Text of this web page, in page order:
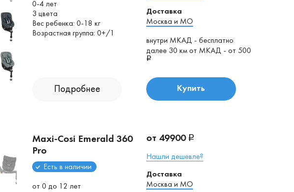
0-4 лет
3 цвета
Вес ребенка: 0-18 кг
Возрастная группа: 0+/1
Доставка
Москва и МО
внутри МКАД - бесплатно
далее 30 км от МКАД - от 500
Подробнее Купить
Maxi-Cosi Emerald 360
Pro
Есть в наличии
от 0 до 12 лет
от 49900
Нашли дешевле?
Доставка
Москва и МО